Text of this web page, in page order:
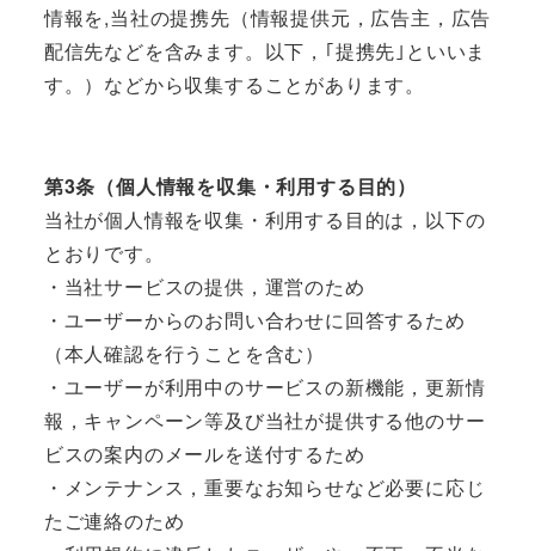
情報を,当社の提携先（情報提供元，広告主，広告
配信先などを含みます。以下，｢提携先｣といいま
す。）などから収集することがあります。
第3条（個人情報を収集・利用する目的）
当社が個人情報を収集・利用する目的は，以下の
とおりです。
・当社サービスの提供，運営のため
・ユーザーからのお問い合わせに回答するため
（本人確認を行うことを含む）
・ユーザーが利用中のサービスの新機能，更新情
報，キャンペーン等及び当社が提供する他のサー
ビスの案内のメールを送付するため
・メンテナンス，重要なお知らせなど必要に応じ
たご連絡のため